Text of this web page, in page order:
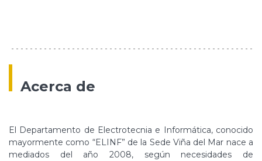
Acerca de
El Departamento de Electrotecnia e Informática, conocido
mayormente como “ELINF” de la Sede Viña del Mar nace a
mediados del año 2008, según necesidades de